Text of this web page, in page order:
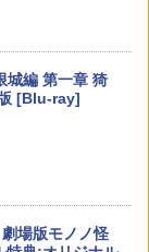
ーラ 【Switch
ザ ワイルド
【永
Online + 追
ズ 2Kレストア
ン・トッチ ]
号 5000円|オ
ブラック(CFI-
イヤレスコン
スラスト
、Xbox Serie
城編 第一章 猗
[Blu-ray]
場版モノノ怪